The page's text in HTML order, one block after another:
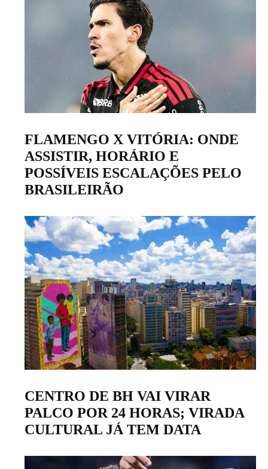
FLAMENGO X VITÓRIA: ONDE
ASSISTIR, HORÁRIO E
POSSÍVEIS ESCALAÇÕES PELO
BRASILEIRÃO
CENTRO DE BH VAI VIRAR
PALCO POR 24 HORAS; VIRADA
CULTURAL JÁ TEM DATA